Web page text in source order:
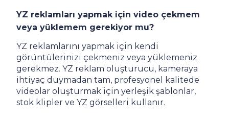
YZ reklamları yapmak için video çekmem
veya yüklemem gerekiyor mu?
YZ reklamlarını yapmak için kendi
görüntülerinizi çekmeniz veya yüklemeniz
gerekmez. YZ reklam oluşturucu, kameraya
ihtiyaç duymadan tam, profesyonel kalitede
videolar oluşturmak için yerleşik şablonlar,
stok klipler ve YZ görselleri kullanır.